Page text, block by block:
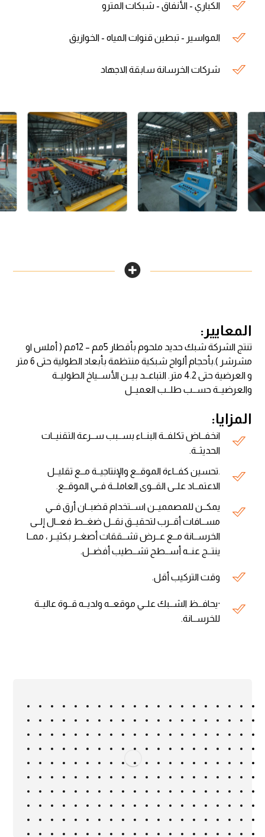
الكباري - الأنفاق - شبكات المترو
المواسير - تبطين قنوات المياه - الخوازيق
شركات الخرسانة سابقة الاجهاد
المعايير:
تنتج الشركة شبك حديد ملحوم بأقطار 5مم – 12مم ( أملس او
مشرشر ).بأحجام ألواح شبكية منتظمة بأبعاد الطولية حتى 6 متر
و العرضية حتى 4.2 متر. التباعــد بيــن الأســياخ الطوليــة
والعرضيــة حســب طلــب العميــل
المزايا:
انخفــاض تكلفــة البنــاء بســبب ســرعة التقنيــات
الحديثــة.
.تحسين كفــاءة الموقــع والإنتاجيــة مــع تقليــل
الاعتمــاد علــى القــوى العاملــة فــي الموقــع.
يمكــن للمصمميــن اســتخدام قضبــان أرق فــي
مســافات أقــرب لتحقيــق نقــل ضغــط فعــال إلــى
الخرســانة مــع عــرض تشــققات أصغــر بكثيــر ، ممــا
ينتــج عنــه أســطح تشــطيب أفضــل.
وقت التركيب أقل.
·يحافــظ الشــبك علــي موقعــه ولديــه قــوة عاليــة
للخرســانة.